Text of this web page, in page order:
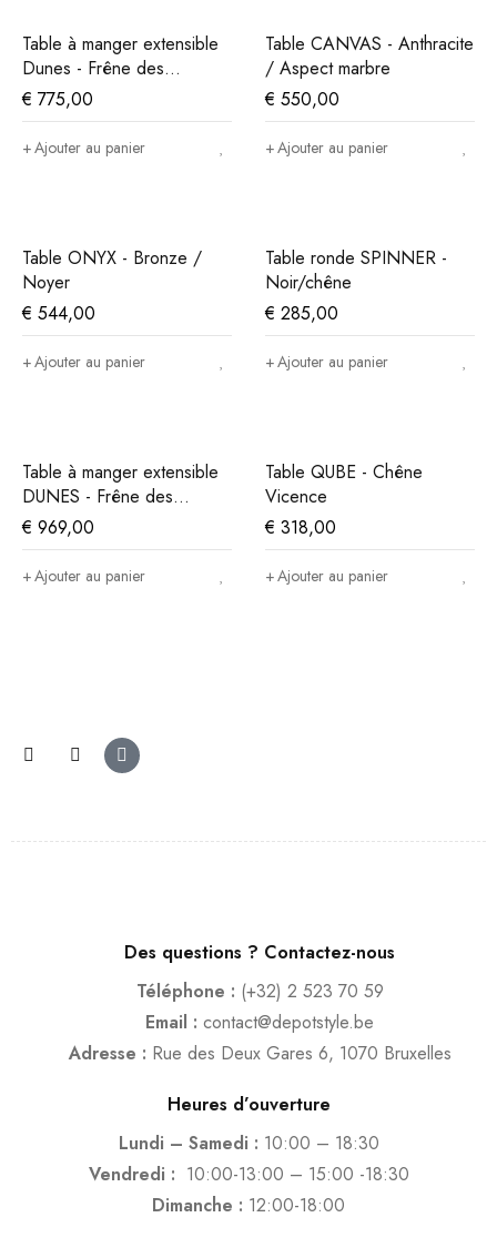
Table à manger extensible
Dunes - Frêne des
montagnes
€ 775,00
Ajouter au panier
Table CANVAS - Anthracite
/ Aspect marbre
€ 550,00
Ajouter au panier
Table ONYX - Bronze /
Noyer
€ 544,00
Ajouter au panier
Table ronde SPINNER -
Noir/chêne
€ 285,00
Ajouter au panier
Table à manger extensible
DUNES - Frêne des
montagnes
€ 969,00
Ajouter au panier
Table QUBE - Chêne
Vicence
€ 318,00
Ajouter au panier
Des questions ? Contactez-nous
Téléphone : (+32) 2 523 70 59
Email : contact@depotstyle.be
Adresse : Rue des Deux Gares 6, 1070 Bruxelles
Heures d’ouverture
Lundi – Samedi : 10:00 – 18:30
Vendredi : 10:00-13:00 – 15:00 -18:30
Dimanche : 12:00-18:00